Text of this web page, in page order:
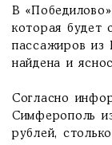
В
которая будет
пассажиров из
найдена и
Согласно
Симферополь
рублей,